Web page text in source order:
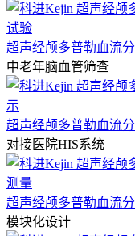
超声经颅多普勒血流
中老年脑血管筛查
超声经颅多普勒血流
对接医院HIS系统
超声经颅多普勒血流
模块化设计